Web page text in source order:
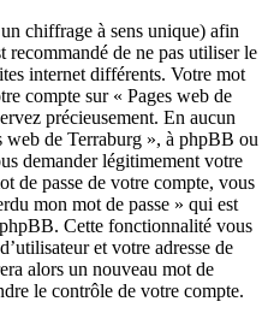
chiffrage à sens unique) afin
recommandé de ne pas utiliser le
internet différents. Votre mot
compte sur « Pages web de
précieusement. En aucun
web de Terraburg », à phpBB ou
demander légitimement votre
de passe de votre compte, vous
mon mot de passe » qui est
Cette fonctionnalité vous
et votre adresse de
alors un nouveau mot de
le contrôle de votre compte.